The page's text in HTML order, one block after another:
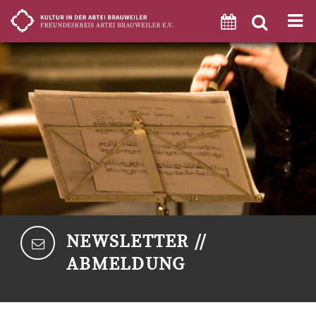
NEWSLETTER //
ABMELDUNG